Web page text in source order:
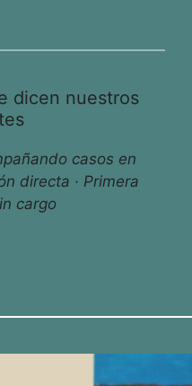
dicen nuestros
casos en
directa · Primera
cargo